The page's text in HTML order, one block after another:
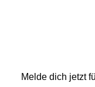
Melde dich jetzt